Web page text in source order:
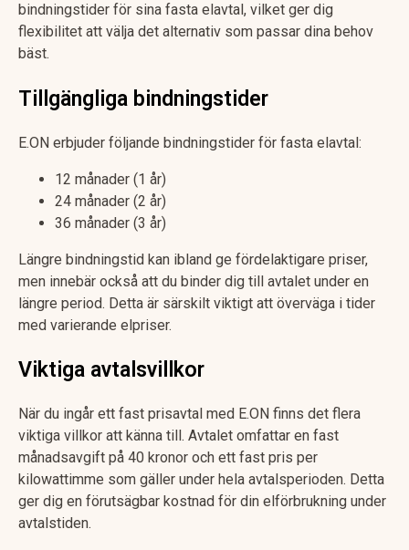
bindningstider för sina fasta elavtal, vilket ger dig
flexibilitet att välja det alternativ som passar dina behov
bäst.
Tillgängliga bindningstider
E.ON erbjuder följande bindningstider för fasta elavtal:
12 månader (1 år)
24 månader (2 år)
36 månader (3 år)
Längre bindningstid kan ibland ge fördelaktigare priser,
men innebär också att du binder dig till avtalet under en
längre period. Detta är särskilt viktigt att överväga i tider
med varierande elpriser.
Viktiga avtalsvillkor
När du ingår ett fast prisavtal med E.ON finns det flera
viktiga villkor att känna till. Avtalet omfattar en fast
månadsavgift på 40 kronor och ett fast pris per
kilowattimme som gäller under hela avtalsperioden. Detta
ger dig en förutsägbar kostnad för din elförbrukning under
avtalstiden.